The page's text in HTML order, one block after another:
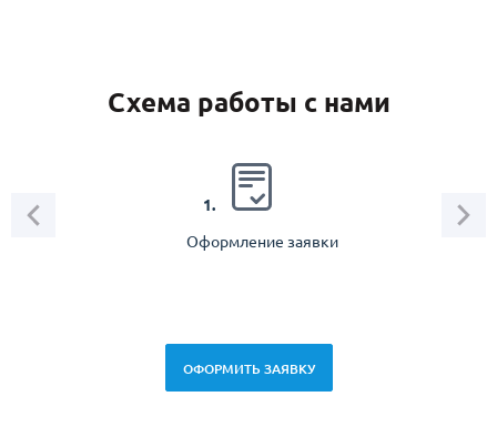
Схема работы с нами
1.
Оформление заявки
ОФОРМИТЬ ЗАЯВКУ